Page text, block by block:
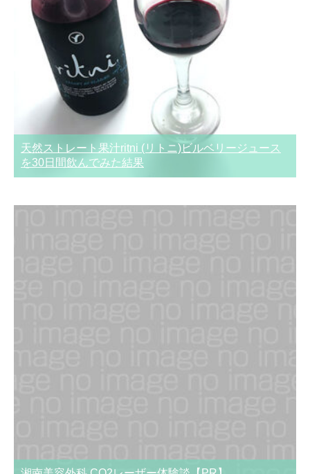
天然ストレート果汁ritni (リトニ)ビルベリージュース
を30日間飲んでみた結果